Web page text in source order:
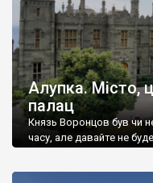
Алупка. Місто,
палац
Князь Воронцов був чи
часу, але давайте не